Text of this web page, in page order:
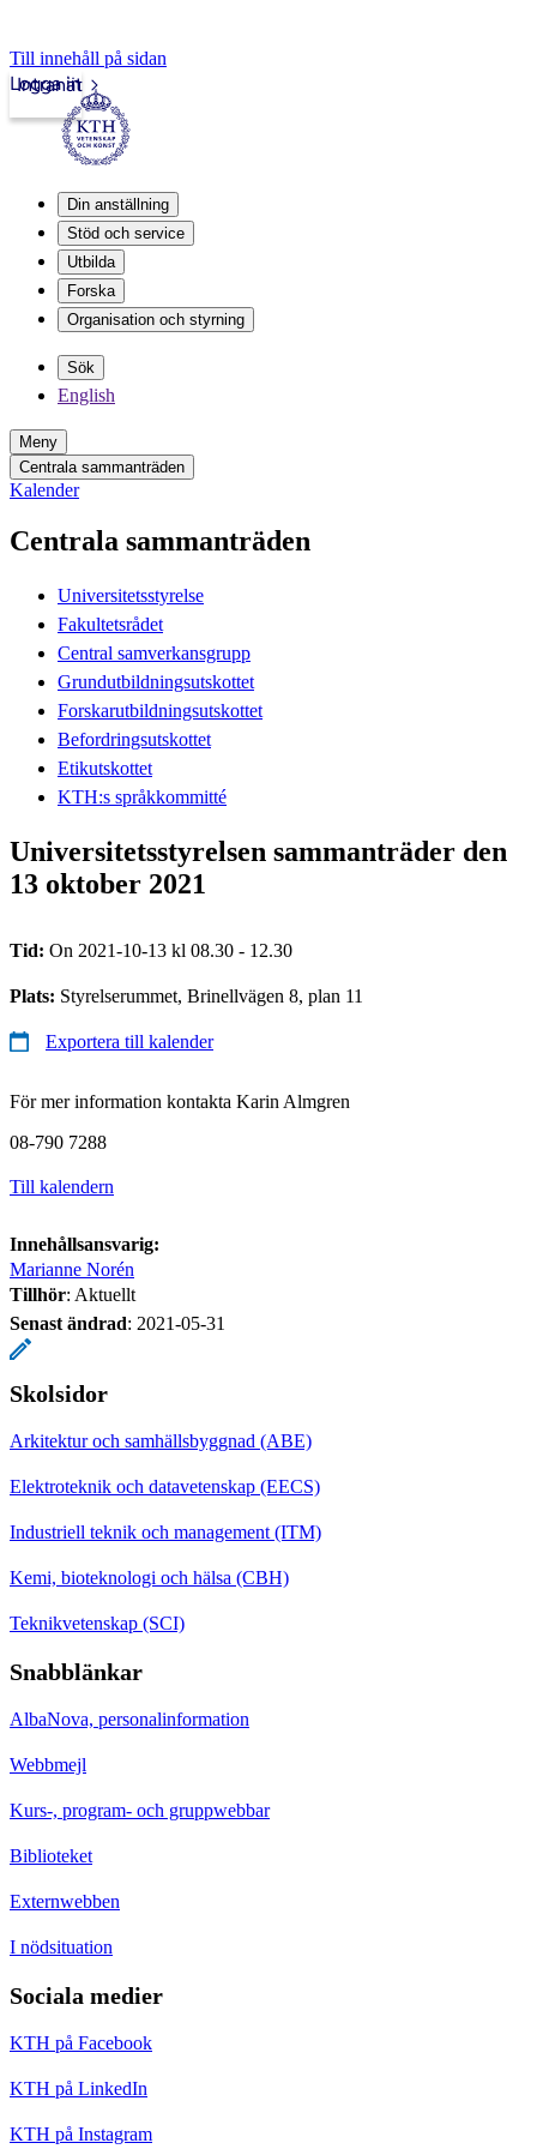
Till innehåll på sidan
Intranät
Logga in
Din anställning
Stöd och service
Utbilda
Forska
Organisation och styrning
Sök
English
Meny
Centrala sammanträden
Kalender
Centrala sammanträden
Universitetsstyrelse
Fakultetsrådet
Central samverkansgrupp
Grundutbildningsutskottet
Forskarutbildningsutskottet
Befordringsutskottet
Etikutskottet
KTH:s språkkommitté
Universitetsstyrelsen sammanträder den
13 oktober 2021
Tid: On 2021-10-13 kl 08.30 - 12.30
Plats: Styrelserummet, Brinellvägen 8, plan 11
Exportera till kalender
För mer information kontakta Karin Almgren
08-790 7288
Till kalendern
Innehållsansvarig:
Marianne Norén
Tillhör: Aktuellt
Senast ändrad: 2021-05-31
Skolsidor
Arkitektur och samhällsbyggnad (ABE)
Elektroteknik och datavetenskap (EECS)
Industriell teknik och management (ITM)
Kemi, bioteknologi och hälsa (CBH)
Teknikvetenskap (SCI)
Snabblänkar
AlbaNova, personalinformation
Webbmejl
Kurs-, program- och gruppwebbar
Biblioteket
Externwebben
I nödsituation
Sociala medier
KTH på Facebook
KTH på LinkedIn
KTH på Instagram